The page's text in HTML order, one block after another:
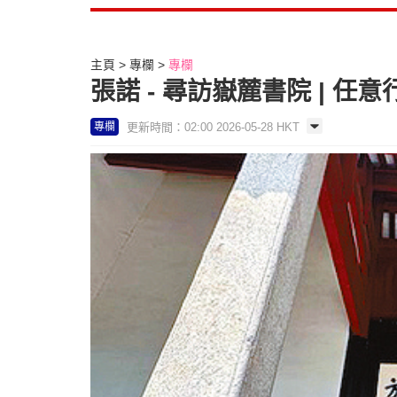
主頁 專欄 專欄
張諾 - 尋訪嶽麓書院 | 任意
專欄 更新時間：02:00 2026-05-28 HKT